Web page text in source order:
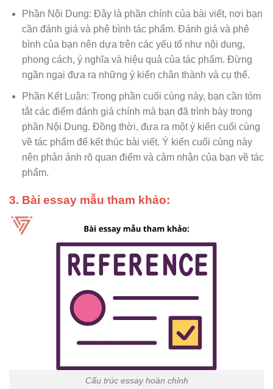
Phần Nội Dung: Đây là phần chính của bài viết, nơi bạn
cần đánh giá và phê bình tác phẩm. Đánh giá và phê
bình của bạn nên dựa trên các yếu tố như nội dung,
phong cách, ý nghĩa và hiệu quả của tác phẩm. Đừng
ngần ngại đưa ra những ý kiến chân thành và cụ thể.
Phần Kết Luận: Trong phần cuối cùng này, bạn cần tóm
tắt các điểm đánh giá chính mà bạn đã trình bày trong
phần Nội Dung. Đồng thời, đưa ra một ý kiến cuối cùng
về tác phẩm để kết thúc bài viết. Ý kiến cuối cùng này
nên phản ánh rõ quan điểm và cảm nhận của bạn về tác
phẩm.
3. Bài essay mẫu tham khảo:
Cấu trúc essay hoàn chỉnh